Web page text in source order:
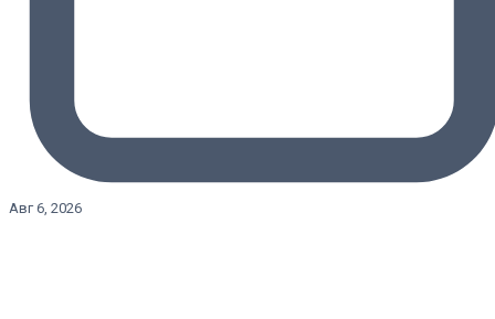
Авг 6, 2026